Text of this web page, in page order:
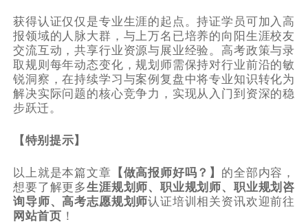
获得认证仅仅是专业生涯的起点。持证学员可加入高
报领域的人脉大群，与上万名已培养的向阳生涯校友
交流互动，共享行业资源与展业经验。高考政策与录
取规则每年动态变化，规划师需保持对行业前沿的敏
锐洞察，在持续学习与案例复盘中将专业知识转化为
解决实际问题的核心竞争力，实现从入门到资深的稳
步跃迁。
【特别提示】
以上就是本篇文章 【做高报师好吗？ 】 的全部内容，
想要了解更多生涯规划师、职业规划师、 职业规划咨
询导师、高考志愿规划师认证培训相关资讯欢迎前往
网站首页 ！